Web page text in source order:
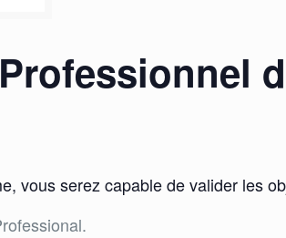
vous serez capable de valider les